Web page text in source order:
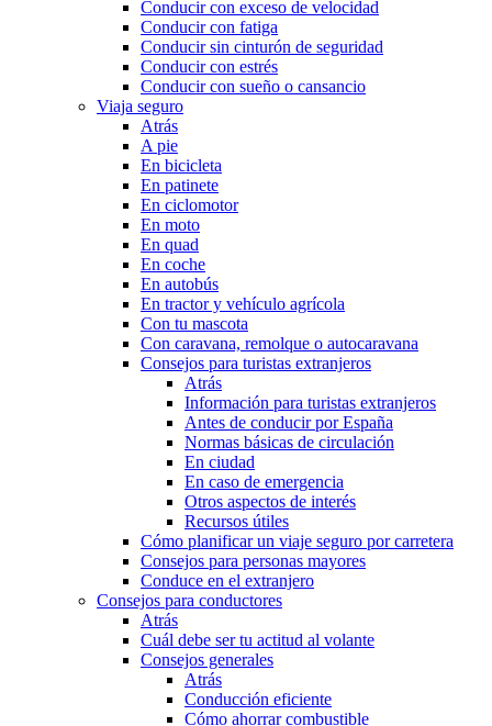
Conducir con exceso de velocidad
Conducir con fatiga
Conducir sin cinturón de seguridad
Conducir con estrés
Conducir con sueño o cansancio
Viaja seguro
Atrás
A pie
En bicicleta
En patinete
En ciclomotor
En moto
En quad
En coche
En autobús
En tractor y vehículo agrícola
Con tu mascota
Con caravana, remolque o autocaravana
Consejos para turistas extranjeros
Atrás
Información para turistas extranjeros
Antes de conducir por España
Normas básicas de circulación
En ciudad
En caso de emergencia
Otros aspectos de interés
Recursos útiles
Cómo planificar un viaje seguro por carretera
Consejos para personas mayores
Conduce en el extranjero
Consejos para conductores
Atrás
Cuál debe ser tu actitud al volante
Consejos generales
Atrás
Conducción eficiente
Cómo ahorrar combustible